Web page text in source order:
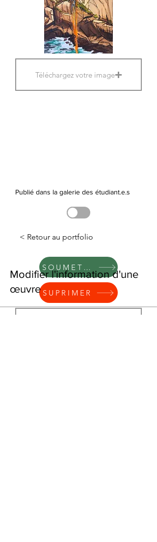
Téléchargez votre image
Publié dans la galerie des étudiant.e.s
SOUMETTRE
SUPRIMER
< Retour au portfolio
Modifier l'information d'une
œuvre